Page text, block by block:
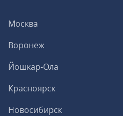
Москва
Воронеж
Йошкар-Ола
Красноярск
Новосибирск